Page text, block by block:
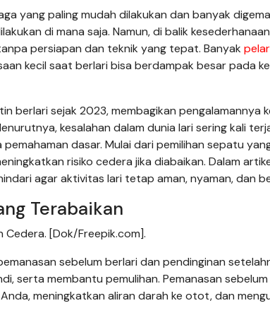
yang paling mudah dilakukan dan banyak
di mana saja. Namun, di balik
persiapan dan teknik yang tepat. Banyak
kecil saat berlari bisa berdampak besar pada
berlari sejak 2023, membagikan pengalamannya
kesalahan dalam dunia lari sering kali
dasar. Mulai dari pemilihan sepatu
risiko cedera jika diabaikan. Dalam
agar aktivitas lari tetap aman, nyaman, dan
Terabaikan
Cedera. [Dok/Freepik.com].
sebelum berlari dan pendinginan
serta membantu pemulihan. Pemanasan
meningkatkan aliran darah ke otot, dan